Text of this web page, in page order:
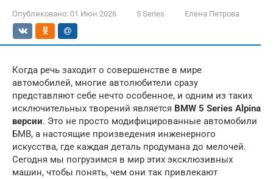
Опубликовано: 01 Июн 2026 5 Series Елена Петрова
Когда речь заходит о совершенстве в мире
автомобилей, многие автолюбители сразу
представляют себе нечто особенное, и одним из таких
исключительных творений является BMW 5 Series Alpina
версии. Это не просто модифицированные автомобили
БМВ, а настоящие произведения инженерного
искусства, где каждая деталь продумана до мелочей.
Сегодня мы погрузимся в мир этих эксклюзивных
машин, чтобы понять, чем они так привлекают